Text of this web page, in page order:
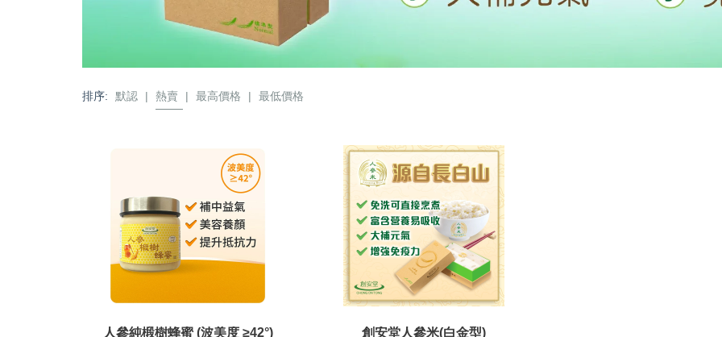
排序: 默認 | 熱賣 | 最高價格 | 最低價格
人參純椴樹蜂蜜 (波美度 ≥42°) 創安堂人參米(白金型)